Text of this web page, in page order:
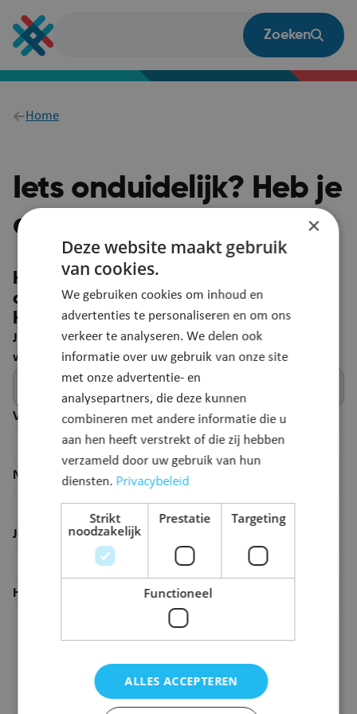
en
naar
inhoud
Zoeken
Breadcrumb
Home
Iets onduidelijk? Heb je
een vraag?
Heb je een suggestie om deze pagina
duidelijker te maken?
Heb je een vraag? Laat het ons weten!
Je feedback wordt automatisch gelinkt aan deze
webpagina.
Voornaam*
Naam
Je e-mailadres*
Hoe kunnen we deze pagina verbeteren?
×
Deze website maakt gebruik
van cookies.
We gebruiken cookies om inhoud en
advertenties te personaliseren en om ons
verkeer te analyseren. We delen ook
informatie over uw gebruik van onze site
met onze advertentie- en
analysepartners, die deze kunnen
combineren met andere informatie die u
aan hen heeft verstrekt of die zij hebben
verzameld door uw gebruik van hun
diensten. Privacybeleid
Strikt
noodzakelijk
Prestatie Targeting
Functioneel
ALLES ACCEPTEREN